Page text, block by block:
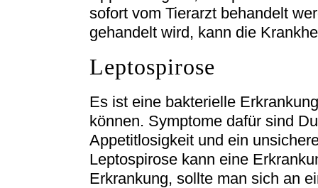
sofort vom Tierarzt behandelt
gehandelt wird, kann die
Leptospirose
Es ist eine bakterielle
können. Symptome dafür sind
Appetitlosigkeit und ein
Leptospirose kann eine
Erkrankung, sollte man sich an